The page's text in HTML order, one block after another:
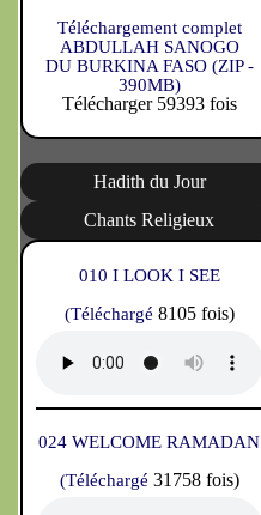
Téléchargement complet
ABDULLAH SANOGO
DU BURKINA FASO (ZIP -
390MB)
Télécharger 59393 fois
Hadith du Jour
Chants Religieux
010 I LOOK I SEE
(Téléchargé 8105 fois)
024 WELCOME RAMADAN
(Téléchargé 31758 fois)